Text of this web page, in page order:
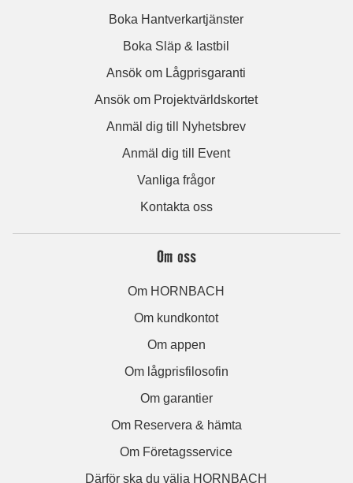
Boka Hantverkartjänster
Boka Släp & lastbil
Ansök om Lågprisgaranti
Ansök om Projektvärldskortet
Anmäl dig till Nyhetsbrev
Anmäl dig till Event
Vanliga frågor
Kontakta oss
Om oss
Om HORNBACH
Om kundkontot
Om appen
Om lågprisfilosofin
Om garantier
Om Reservera & hämta
Om Företagsservice
Därför ska du välja HORNBACH